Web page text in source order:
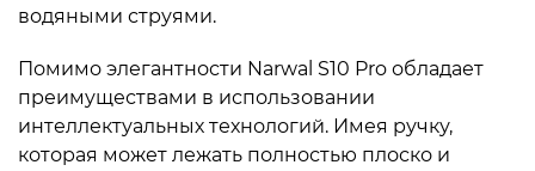
водяными струями.
Помимо элегантности Narwal S10 Pro обладает
преимуществами в использовании
интеллектуальных технологий. Имея ручку,
которая может лежать полностью плоско и